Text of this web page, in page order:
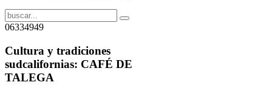
06334949
Cultura y tradiciones
sudcalifornias: CAFÉ DE
TALEGA